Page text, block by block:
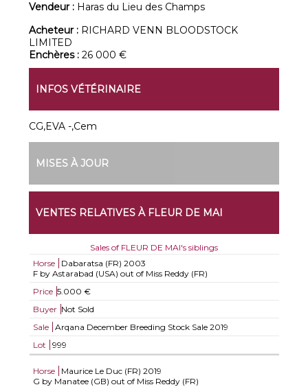
Vendeur : Haras du Lieu des Champs
Acheteur : RICHARD VENN BLOODSTOCK
LIMITED
Enchères :26 000 €
INFOS VÉTÉRINAIRE
CG,EVA -,Cem
MISES À JOUR
VENTES RELATIVES À FLEUR DE MAI
Sales of FLEUR DE MAI's siblings
Horse
Dabaratsa (FR) 2003
F by Astarabad (USA) out of Miss Reddy (FR)
Price 5.000 €
Buyer Not Sold
Sale
Arqana December Breeding Stock Sale 2019
Lot
999
Horse Maurice Le Duc (FR) 2019
G by Manatee (GB) out of Miss Reddy (FR)